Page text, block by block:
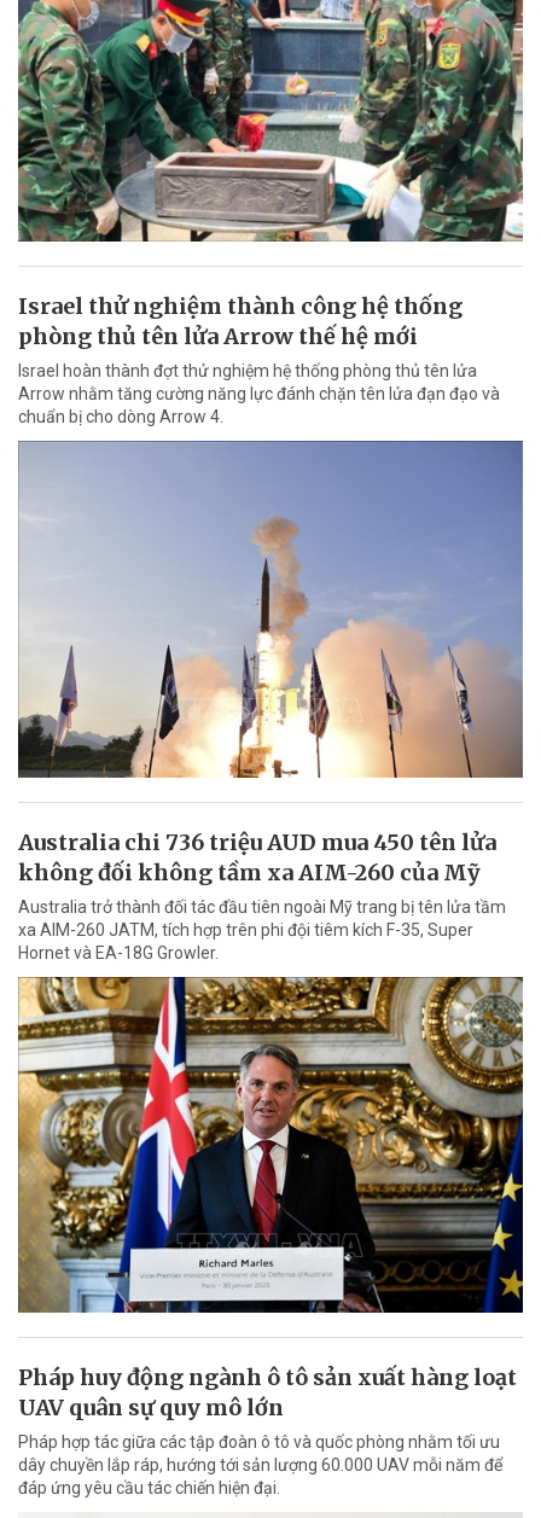
Israel thử nghiệm thành công hệ thống
phòng thủ tên lửa Arrow thế hệ mới
Israel hoàn thành đợt thử nghiệm hệ thống phòng thủ tên lửa
Arrow nhằm tăng cường năng lực đánh chặn tên lửa đạn đạo và
chuẩn bị cho dòng Arrow 4.
Australia chi 736 triệu AUD mua 450 tên lửa
không đối không tầm xa AIM-260 của Mỹ
Australia trở thành đối tác đầu tiên ngoài Mỹ trang bị tên lửa tầm
xa AIM-260 JATM, tích hợp trên phi đội tiêm kích F-35, Super
Hornet và EA-18G Growler.
Pháp huy động ngành ô tô sản xuất hàng loạt
UAV quân sự quy mô lớn
Pháp hợp tác giữa các tập đoàn ô tô và quốc phòng nhằm tối ưu
dây chuyền lắp ráp, hướng tới sản lượng 60.000 UAV mỗi năm để
đáp ứng yêu cầu tác chiến hiện đại.